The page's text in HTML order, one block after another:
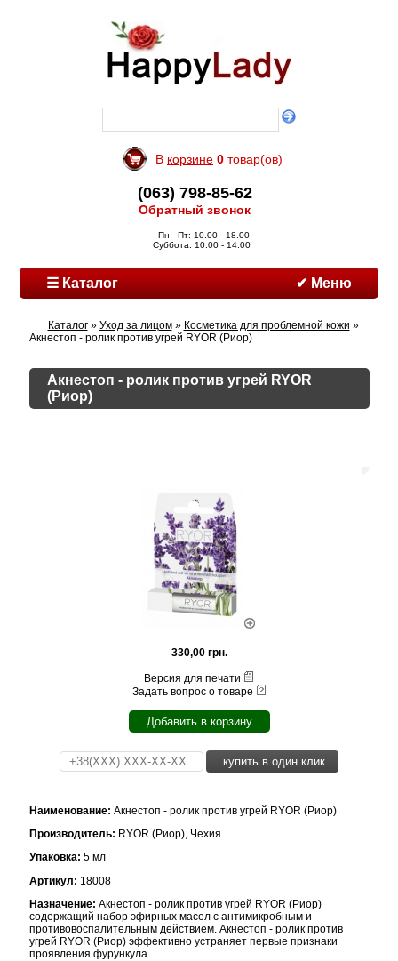
В корзине 0 товар(ов)
(063) 798-85-62
Обратный звонок
Пн - Пт: 10.00 - 18.00
Суббота: 10.00 - 14.00
☰ Каталог ✔ Меню
Каталог» Уход за лицом» Косметика для проблемной кожи »
Акнестоп - ролик против угрей RYOR (Риор)
Акнестоп - ролик против угрей RYOR
(Риор)
330,00 грн.
Версия для печати
Задать вопрос о товаре
Добавить в корзину
купить в один клик
Наименование: Акнестоп - ролик против угрей RYOR (Риор)
Производитель: RYOR (Риор), Чехия
Упаковка: 5 мл
Артикул: 18008
Назначение: Акнестоп - ролик против угрей RYOR (Риор)
содержащий набор эфирных масел с антимикробным и
противовоспалительным действием. Акнестоп - ролик против
угрей RYOR (Риор) эффективно устраняет первые признаки
проявления фурункула.